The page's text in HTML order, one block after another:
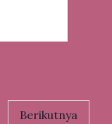
Berikutnya